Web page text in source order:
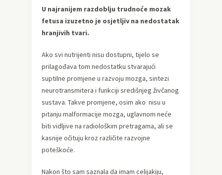
U najranijem razdoblju trudnoće mozak
fetusa izuzetno je osjetljiv na nedostatak
hranjivih tvari.
Ako svi nutrijenti nisu dostupni, tijelo se
prilagođava tom nedostatku stvarajući
suptilne promjene u razvoju mozga, sintezi
neurotransmitera i funkciji središnjeg živčanog
sustava. Takve promjene, osim ako nisu u
pitanju malformacije mozga, uglavnom neće
biti vidljive na radiološkim pretragama, ali se
kasnije očituju kroz različite razvojne
poteškoće.
Nakon što sam saznala da imam celijakiju,